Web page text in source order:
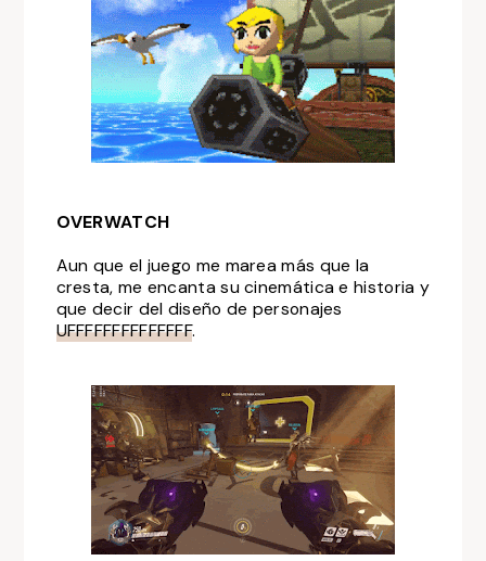
OVERWATCH
Aun que el juego me marea más que la
cresta, me encanta su cinemática e historia y
que decir del diseño de personajes
UFFFFFFFFFFFFFF.